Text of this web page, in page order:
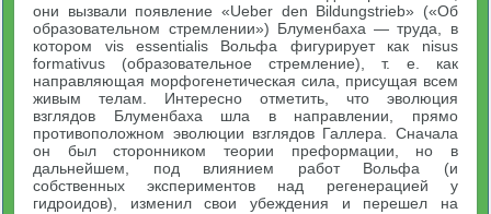
они вызвали появление «Ueber den Bildungstrieb» («Об
образовательном стремлении») Блуменбаха — труда, в
котором vis essentialis Вольфа фигурирует как nisus
formativus (образовательное стремление), т. е. как
направляющая морфогенетическая сила, присущая всем
живым телам. Интересно отметить, что эволюция
взглядов Блуменбаха шла в направлении, прямо
противоположном эволюции взглядов Галлера. Сначала
он был сторонником теории преформации, но в
дальнейшем, под влиянием работ Вольфа (и
собственных экспериментов над регенерацией у
гидроидов), изменил свои убеждения и перешел на